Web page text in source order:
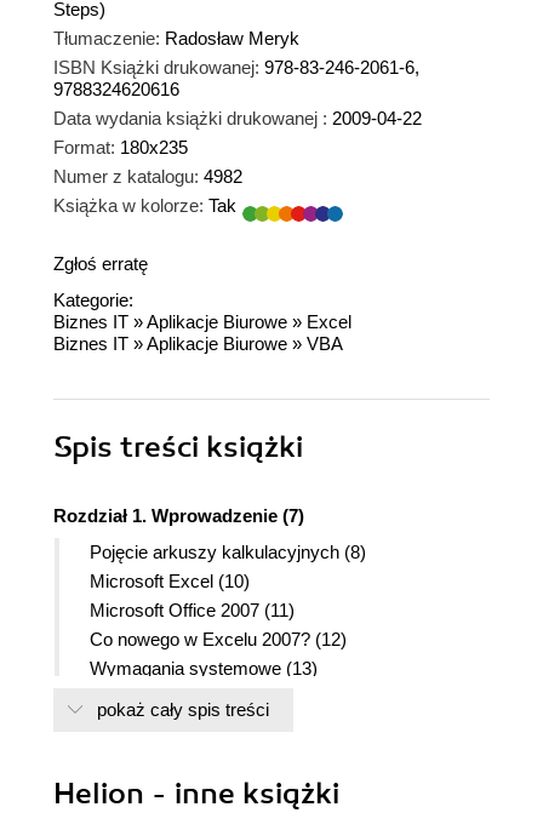
Steps)
Tłumaczenie: Radosław Meryk
ISBN Książki drukowanej: 978-83-246-2061-6,
9788324620616
Data wydania książki drukowanej : 2009-04-22
Format: 180x235
Numer z katalogu: 4982
Książka w kolorze: Tak
Zgłoś erratę
Kategorie:
Biznes IT »Aplikacje Biurowe » Excel
Biznes IT »Aplikacje Biurowe » VBA
Spis treści książki
Rozdział 1. Wprowadzenie (7)
Pojęcie arkuszy kalkulacyjnych (8)
Microsoft Excel (10)
Microsoft Office 2007 (11)
Co nowego w Excelu 2007? (12)
Wymagania systemowe (13)
Wstążka w pakiecie Office 2007 (14)
Uruchamianie Excela w systemie Windows Vista
pokaż cały spis treści
Helion - inne książki